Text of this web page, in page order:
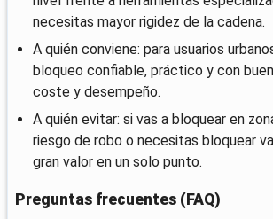
necesitas mayor rigidez de la cadena.
A quién conviene: para usuarios
bloqueo confiable, práctico y con
coste y desempeño.
A quién evitar: si vas a bloquear en
riesgo de robo o necesitas bloquear
gran valor en un solo punto.
Preguntas frecuentes (FAQ)